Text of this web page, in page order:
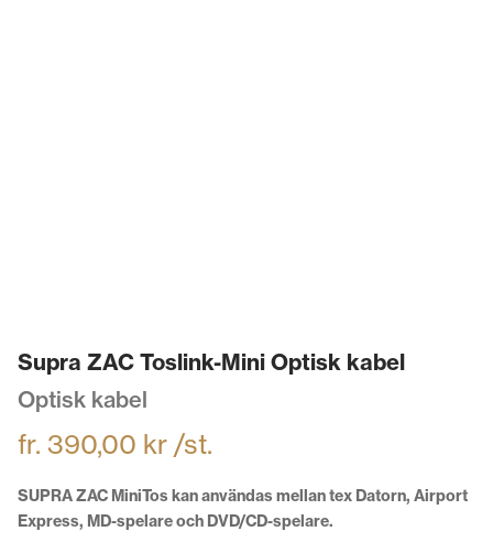
Supra ZAC Toslink-Mini Optisk kabel
Optisk kabel
fr. 390,00 kr /st.
SUPRA ZAC MiniTos kan användas mellan tex Datorn, Airport
Express, MD-spelare och DVD/CD-spelare.